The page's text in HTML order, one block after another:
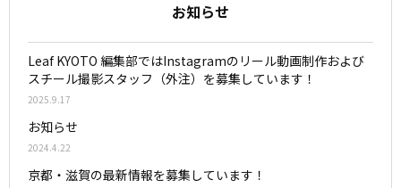
お知らせ
Leaf KYOTO 編集部ではInstagramのリール動画制作および
スチール撮影スタッフ（外注）を募集しています！
2025.9.17
お知らせ
2024.4.22
京都・滋賀の最新情報を募集しています！